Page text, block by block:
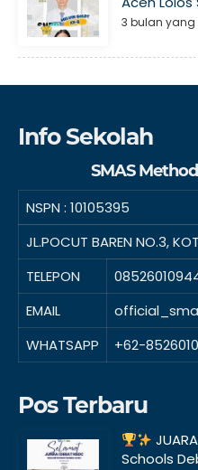
3 bulan yang
Info Sekolah
SMAS
NSPN : 10105395
JL.POCUT BAREN NO.3,
TELEPON
EMAIL
WHATSAPP
+62-
Pos Terbaru
Schools